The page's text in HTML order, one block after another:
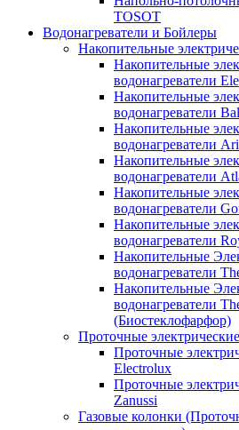
TOSOT
Водонагреватели и Бойлеры
Накопительные
Накопительные
водонагреватели
Накопительные
водонагреватели
Накопительные
водонагреватели
Накопительные
водонагреватели
Накопительные
водонагреватели
Накопительные
водонагреватели
Накопительные
водонагреватели
Накопительные
водонагреватели
(Биостеклофарфор)
Проточные
Проточные
Electrolux
Проточные
Zanussi
Газовые колонки